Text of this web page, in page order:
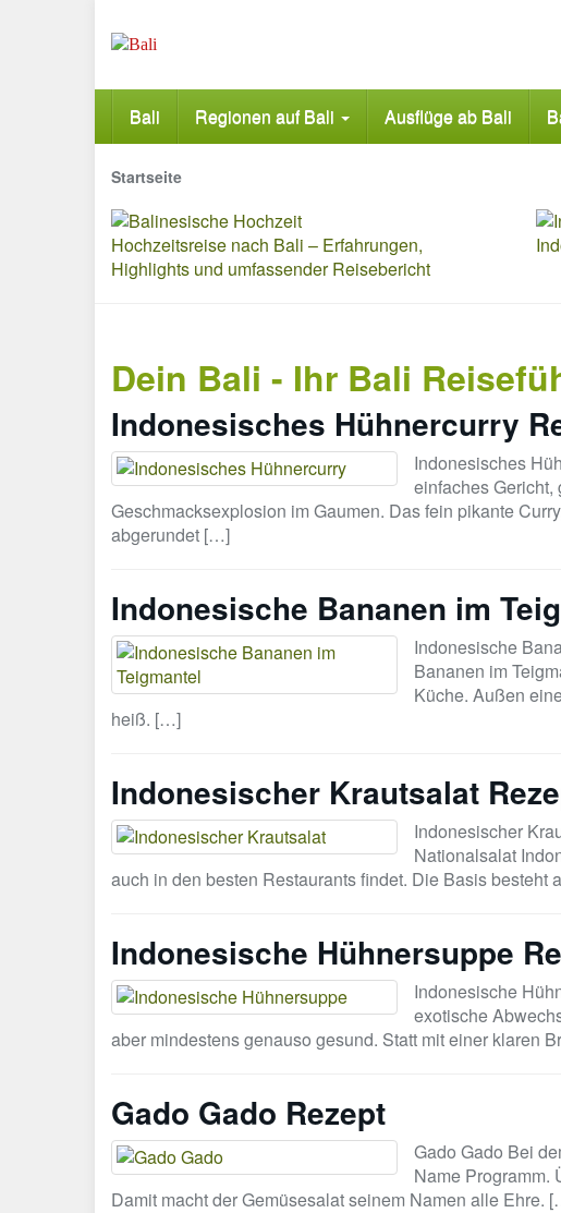
Bali
Regionen auf Bali Ausflüge ab Bali
Startseite
Hochzeitsreise nach Bali – Erfahrungen,
Highlights und umfassender Reisebericht
Dein Bali - Ihr Bali
Indonesisches Hühnercurry
Indonesisches
einfaches
Geschmacksexplosion im Gaumen. Das fein pikante
abgerundet […]
Indonesische Bananen im
Indonesische
Bananen im
Küche. Außen
heiß. […]
Indonesischer Krautsalat
Indonesischer
Nationalsalat
auch in den besten Restaurants findet. Die Basis besteht
Indonesische Hühnersuppe
Indonesische
exotische
aber mindestens genauso gesund. Statt mit einer klaren
Gado Gado Rezept
Gado Gado Bei
Name Programm.
Damit macht der Gemüsesalat seinem Namen alle Ehre.